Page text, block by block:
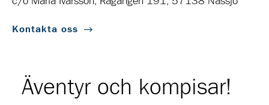
Kontakta oss
Äventyr och kompisar!